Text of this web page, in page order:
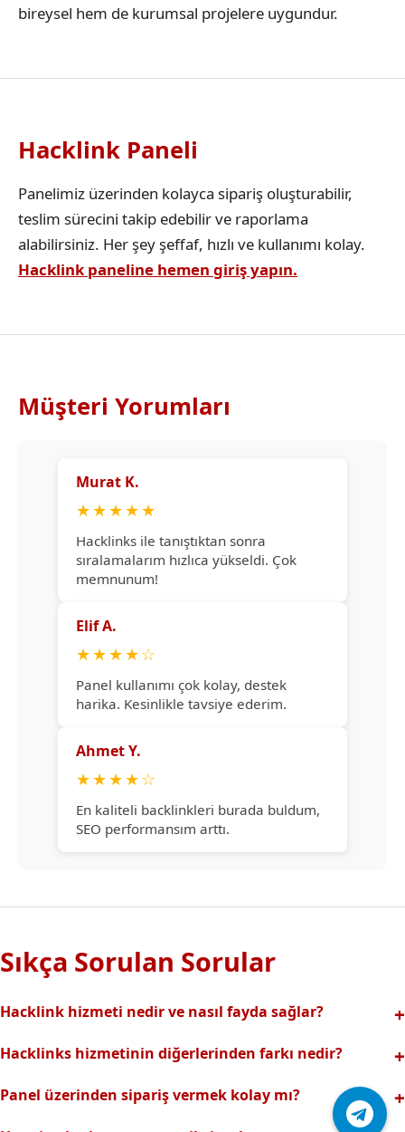
bireysel hem de kurumsal projelere uygundur.
Hacklink Paneli
Panelimiz üzerinden kolayca sipariş oluşturabilir,
teslim sürecini takip edebilir ve raporlama
alabilirsiniz. Her şey şeffaf, hızlı ve kullanımı kolay.
Hacklink paneline hemen giriş yapın.
Müşteri Yorumları
Murat K.
★★★★★
Hacklinks ile tanıştıktan sonra
sıralamalarım hızlıca yükseldi. Çok
memnunum!
Elif A.
★★★★☆
Panel kullanımı çok kolay, destek
harika. Kesinlikle tavsiye ederim.
Ahmet Y.
★★★★☆
En kaliteli backlinkleri burada buldum,
SEO performansım arttı.
Sıkça Sorulan Sorular
Hacklink hizmeti nedir ve nasıl fayda sağlar?
backlinklerle sitenizin arama motorlarındaki
sıralamalarınız hızlıca yükselir.
Hacklinks hizmetinin diğerlerinden farkı nedir?
riski olmadan, en kaliteli ve etkili backlinkler sunuyoruz.
Profesyonel ekibimizle hızlı destek sağlanır.Ayrıca Daha
Panel üzerinden sipariş vermek kolay mı?
Hacklinks paneli kullanıcı dostu arayüzüyle kolayca sipariş